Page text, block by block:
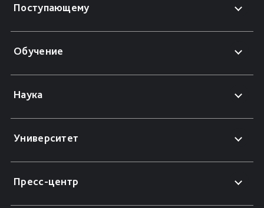
Поступающему
Обучение
Наука
Университет
Пресс-центр